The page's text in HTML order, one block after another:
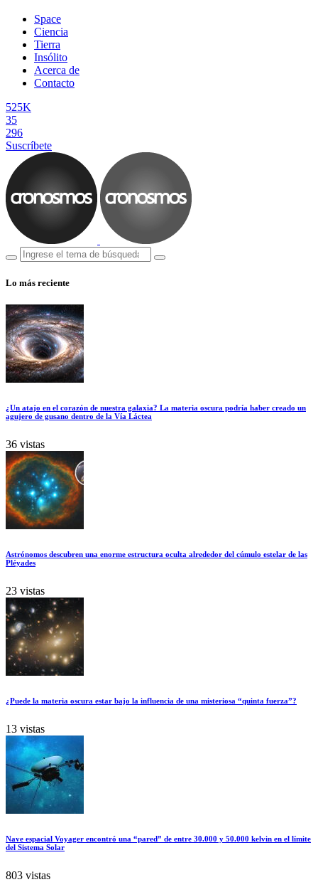
Space
Ciencia
Tierra
Insólito
Acerca de
Contacto
525K
35
296
Suscríbete
Lo más reciente
¿Un atajo en el corazón de nuestra galaxia? La materia oscura podría haber creado un
agujero de gusano dentro de la Vía Láctea
36 vistas
Astrónomos descubren una enorme estructura oculta alrededor del cúmulo estelar de las
Pléyades
23 vistas
¿Puede la materia oscura estar bajo la influencia de una misteriosa “quinta fuerza”?
13 vistas
Nave espacial Voyager encontró una “pared” de entre 30.000 y 50.000 kelvin en el límite
del Sistema Solar
803 vistas